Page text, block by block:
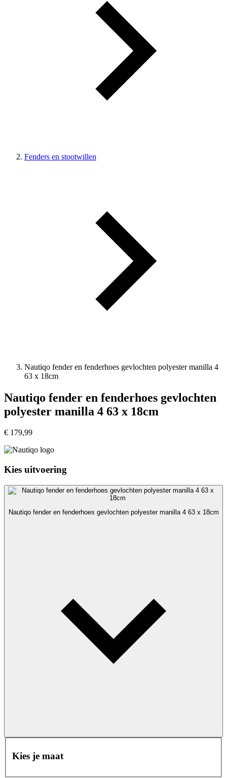
Fenders en stootwillen
Nautiqo fender en fenderhoes gevlochten polyester manilla 4
63 x 18cm
Nautiqo fender en fenderhoes gevlochten
polyester manilla 4 63 x 18cm
€ 179,99
Kies uitvoering
Nautiqo fender en fenderhoes gevlochten polyester manilla 4 63 x 18cm
Kies je maat